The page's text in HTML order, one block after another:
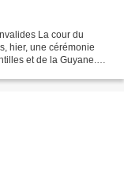
La cour du
hier, une cérémonie
et de la Guyane.